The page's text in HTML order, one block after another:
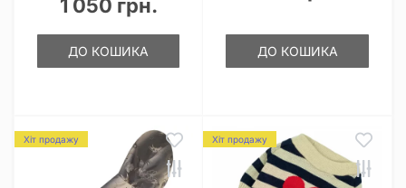
1 050 грн.
ДО КОШИКА ДО КОШИКА
Хіт продажу Хіт продажу